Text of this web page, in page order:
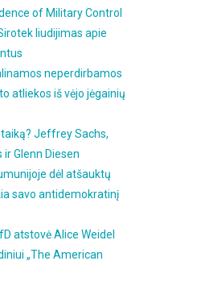
of Military Control
liudijimas apie
neperdirbamos
atliekos iš vėjo jėgainių
Jeffrey Sachs,
Glenn Diesen
dėl atšauktų
savo antidemokratinį
atstovė Alice Weidel
„The American